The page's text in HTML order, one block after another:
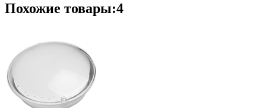
Похожие товары:4